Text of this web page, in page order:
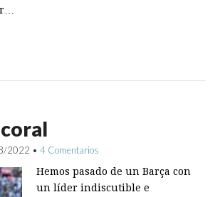
2022 • 4 Comentarios
Hemos pasado de un Barça con
un líder indiscutible e